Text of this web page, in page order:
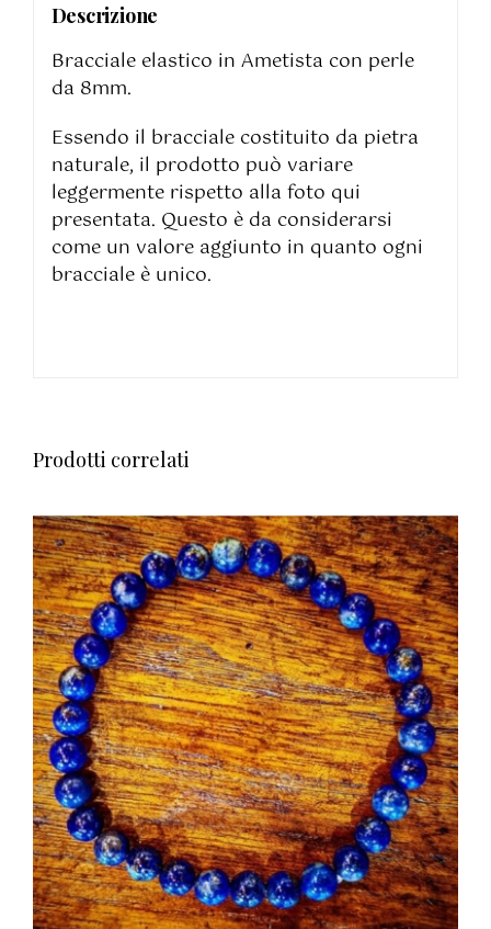
Descrizione
Bracciale elastico in Ametista con perle
da 8mm.
Essendo il bracciale costituito da pietra
naturale, il prodotto può variare
leggermente rispetto alla foto qui
presentata. Questo è da considerarsi
come un valore aggiunto in quanto ogni
bracciale è unico.
Prodotti correlati
AGGIUNGI AL CARRELLO / DETTAGLI